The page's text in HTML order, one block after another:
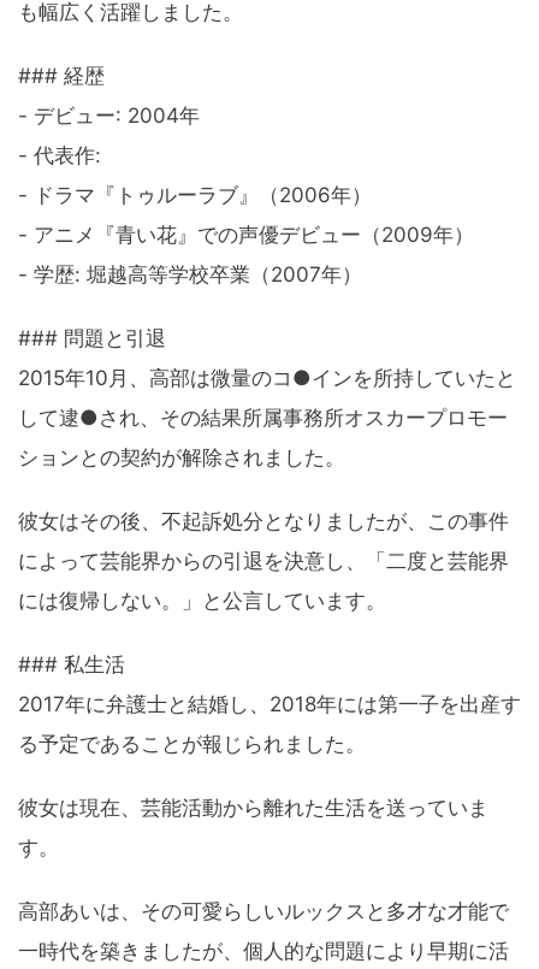
も幅広く活躍しました。
### 経歴
- デビュー: 2004年
- 代表作:
- ドラマ『トゥルーラブ』（2006年）
- アニメ『青い花』での声優デビュー（2009年）
- 学歴: 堀越高等学校卒業（2007年）
### 問題と引退
2015年10月、高部は微量のコ●インを所持していたと
して逮●され、その結果所属事務所オスカープロモー
ションとの契約が解除されました。
彼女はその後、不起訴処分となりましたが、この事件
によって芸能界からの引退を決意し、「二度と芸能界
には復帰しない。」と公言しています。
### 私生活
2017年に弁護士と結婚し、2018年には第一子を出産す
る予定であることが報じられました。
彼女は現在、芸能活動から離れた生活を送っていま
す。
高部あいは、その可愛らしいルックスと多才な才能で
一時代を築きましたが、個人的な問題により早期に活